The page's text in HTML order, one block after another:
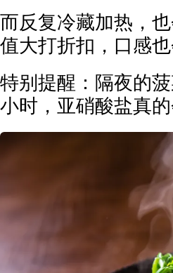
而反复冷藏加热，
值大打折扣，口感也
特别提醒：隔夜的
小时，亚硝酸盐真的